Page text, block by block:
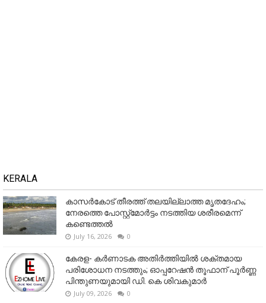
KERALA
കാസർകോട് തീരത്ത് തലയില്ലാത്ത മൃതദേഹം;
നേരത്തെ പോസ്റ്റ്‌മോർട്ടം നടത്തിയ ശരീരമെന്ന്
കണ്ടെത്തൽ
July 16, 2026 0
കേരള- കർണാടക അതിർത്തിയിൽ ശക്തമായ
പരിശോധന നടത്തും; ഓപ്പറേഷൻ തൂഫാന് പൂർണ്ണ
പിന്തുണയുമായി ഡി. കെ ശിവകുമാർ
July 09, 2026 0